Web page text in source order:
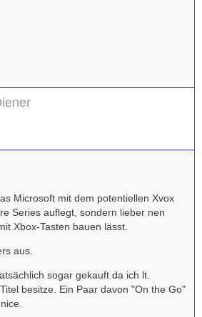
Microsoft mit dem potentiellen Xvox
Series auflegt, sondern lieber nen
Xbox-Tasten bauen lässt.
aus.
sogar gekauft da ich lt.
besitze. Ein Paar davon "On the Go"